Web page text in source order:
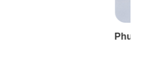
Vật liệu lọc thủy tinh